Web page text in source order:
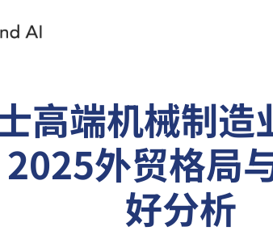
高端机械制造
外贸格局
好分析